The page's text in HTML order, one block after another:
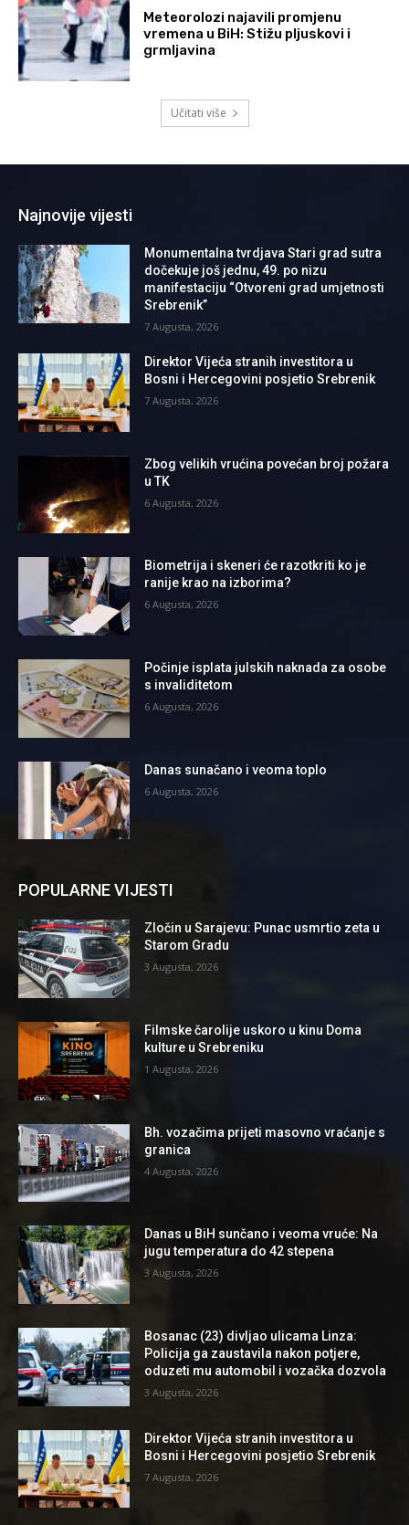
Meteorolozi najavili promjenu
vremena u BiH: Stižu pljuskovi i
grmljavina
Učitati više
Najnovije vijesti
Monumentalna tvrdjava Stari grad sutra
dočekuje još jednu, 49. po nizu
manifestaciju “Otvoreni grad umjetnosti
Srebrenik”
7 Augusta, 2026
Direktor Vijeća stranih investitora u
Bosni i Hercegovini posjetio Srebrenik
7 Augusta, 2026
Zbog velikih vrućina povećan broj požara
u TK
6 Augusta, 2026
Biometrija i skeneri će razotkriti ko je
ranije krao na izborima?
6 Augusta, 2026
Počinje isplata julskih naknada za osobe
s invaliditetom
6 Augusta, 2026
Danas sunačano i veoma toplo
6 Augusta, 2026
POPULARNE VIJESTI
Zločin u Sarajevu: Punac usmrtio zeta u
Starom Gradu
3 Augusta, 2026
Filmske čarolije uskoro u kinu Doma
kulture u Srebreniku
1 Augusta, 2026
Bh. vozačima prijeti masovno vraćanje s
granica
4 Augusta, 2026
Danas u BiH sunčano i veoma vruće: Na
jugu temperatura do 42 stepena
3 Augusta, 2026
Bosanac (23) divljao ulicama Linza:
Policija ga zaustavila nakon potjere,
oduzeti mu automobil i vozačka dozvola
3 Augusta, 2026
Direktor Vijeća stranih investitora u
Bosni i Hercegovini posjetio Srebrenik
7 Augusta, 2026